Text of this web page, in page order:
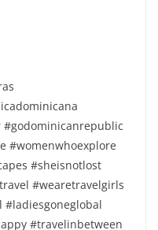
#womenwhoexplore
#sheisnotlost
#wearetravelgirls
#travelinbetween